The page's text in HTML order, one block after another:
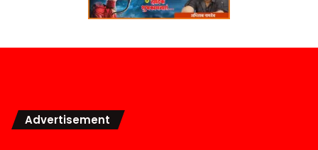
Advertisement